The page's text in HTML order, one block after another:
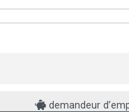
demandeur